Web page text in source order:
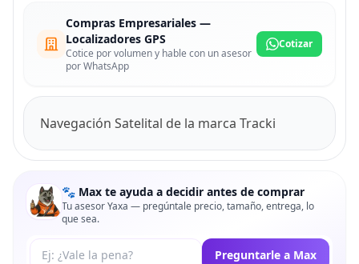
Compras Empresariales —
Localizadores GPS
Cotice por volumen y hable con un asesor
por WhatsApp
Cotizar
Navegación Satelital de la marca Tracki
🐾 Max te ayuda a decidir antes de comprar
Tu asesor Yaxa — pregúntale precio, tamaño, entrega, lo
que sea.
Tu pregunta a Max Preguntarle a Max